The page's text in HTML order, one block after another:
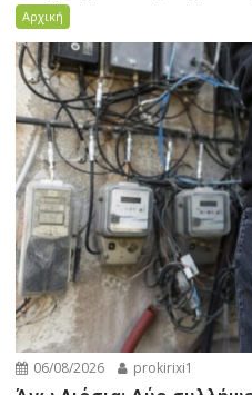
Αρχική
06/08/2026 prokirixi1